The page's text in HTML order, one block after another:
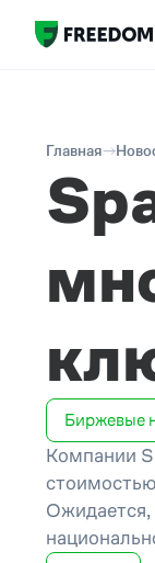
Главная
Биржевые
Компании
Ожидается,